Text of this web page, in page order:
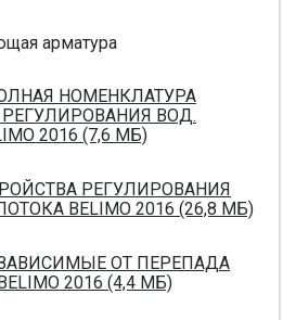
арматура
НОМЕНКЛАТУРА
ВОД.
2016 (7,6 МБ)
РЕГУЛИРОВАНИЯ
BELIMO 2016 (26,8 МБ)
ОТ ПЕРЕПАДА
2016 (4,4 МБ)